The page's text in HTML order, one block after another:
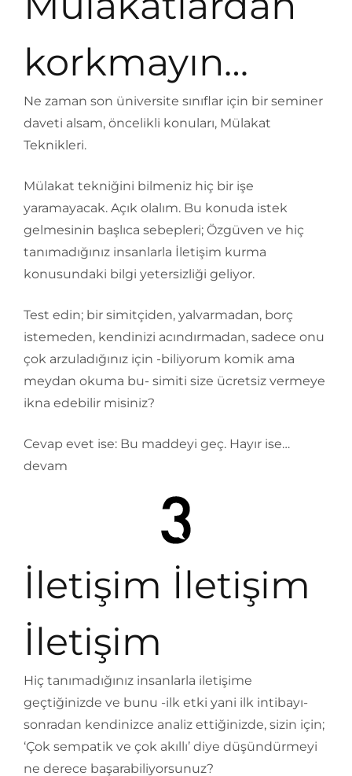
korkmayın…
Ne zaman son üniversite sınıflar için bir seminer
daveti alsam, öncelikli konuları, Mülakat
Teknikleri.
Mülakat tekniğini bilmeniz hiç bir işe
yaramayacak. Açık olalım. Bu konuda istek
gelmesinin başlıca sebepleri; Özgüven ve hiç
tanımadığınız insanlarla İletişim kurma
konusundaki bilgi yetersizliği geliyor.
Test edin; bir simitçiden, yalvarmadan, borç
istemeden, kendinizi acındırmadan, sadece onu
çok arzuladığınız için -biliyorum komik ama
meydan okuma bu- simiti size ücretsiz vermeye
ikna edebilir misiniz?
Cevap evet ise: Bu maddeyi geç. Hayır ise…
devam
İletişim İletişim
İletişim
Hiç tanımadığınız insanlarla iletişime
geçtiğinizde ve bunu -ilk etki yani ilk intibayı-
sonradan kendinizce analiz ettiğinizde, sizin için;
‘Çok sempatik ve çok akıllı’ diye düşündürmeyi
ne derece başarabiliyorsunuz?